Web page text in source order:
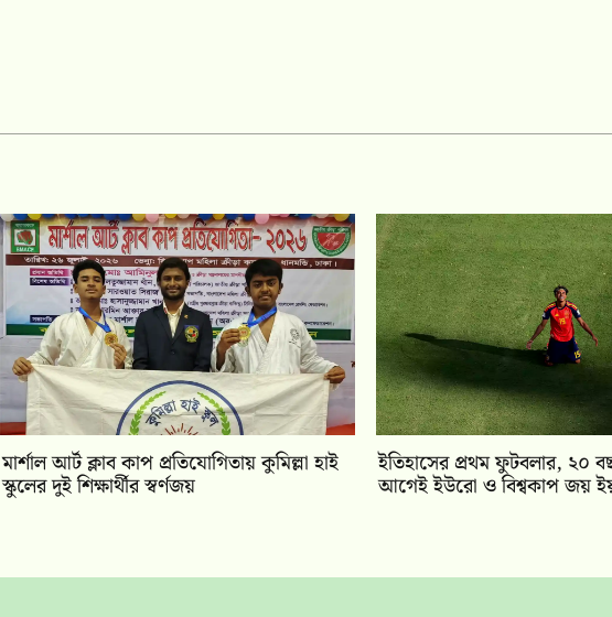
মার্শাল আর্ট ক্লাব কাপ প্রতিযোগিতায় কুমিল্লা হাই
স্কুলের দুই শিক্ষার্থীর স্বর্ণজয়
ইতিহাসের প্রথম ফুটবলার, ২০
আগেই ইউরো ও বিশ্বকাপ জয়